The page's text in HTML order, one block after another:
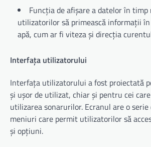
Funcția de afișare a datelor în
utilizatorilor să primească informații
apă, cum ar fi viteza și direcția
Interfața utilizatorului
Interfața utilizatorului a fost proiectată
și ușor de utilizat, chiar și pentru cei
utilizarea sonarurilor. Ecranul are o serie
meniuri care permit utilizatorilor să
și opțiuni.